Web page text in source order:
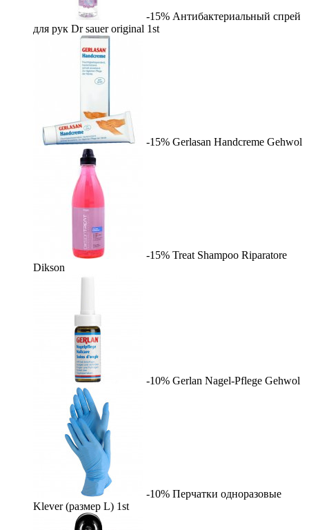
-15% Антибактериальный спрей
для рук Dr sauer original 1st
-15% Gerlasan Handcreme Gehwol
-15% Treat Shampoo Riparatore
Dikson
-10% Gerlan Nagel-Pflege Gehwol
-10% Перчатки одноразовые
Klever (размер L) 1st